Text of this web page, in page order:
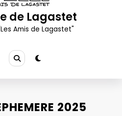
de Lagastet
Amis de Lagastet"
2025